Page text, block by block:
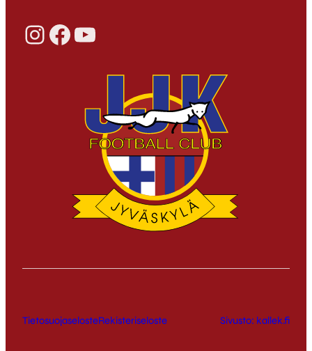
InstagramFacebook YouTube
TietosuojaselosteRekisteriseloste Sivusto: kallek.fi